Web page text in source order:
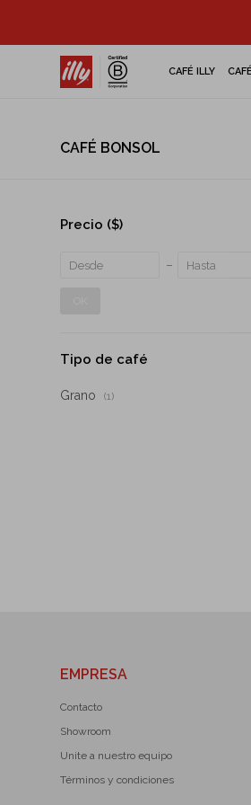
CAFÉ ILLY
CAFÉ BONSOL
Precio ($)
Tipo de café
Grano (1)
EMPRESA
Contacto
Showroom
Unite a nuestro equipo
Términos y condiciones